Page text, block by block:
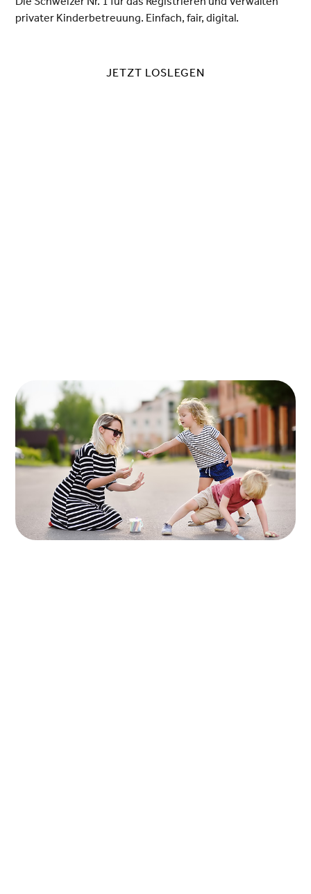
privater Kinderbetreuung. Einfach, fair, digital.
JETZT LOSLEGEN